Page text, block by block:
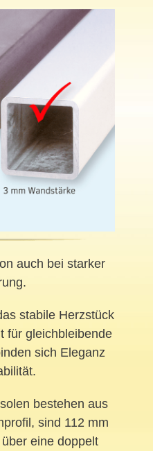
auch bei starker
stabile Herzstück
für gleichbleibende
sich Eleganz
bestehen aus
sind 112 mm
eine doppelt